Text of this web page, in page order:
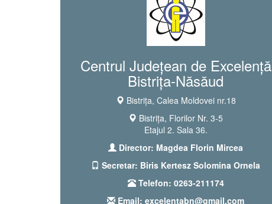
Centrul Județean de Excelență
Bistrița-Năsăud
Bistrița, Calea Moldovei nr.18
Bistrița, Florilor Nr. 3-5
Etajul 2. Sala 36.
Director: Magdea Florin Mircea
Secretar: Biris Kertesz Solomina Ornela
Telefon: 0263-211174
Email: excelentabn@gmail.com